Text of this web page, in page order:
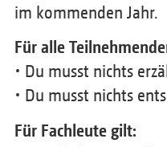
im kommenden Jahr.
Für alle
• Du musst nichts
• Du musst nichts
Für Fachleute gilt: